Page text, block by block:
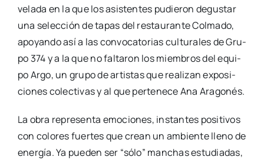
vela­da en la que los asis­ten­tes pudie­ron degus­tar
una selec­ción de tapas del res­tau­ran­te Col­ma­do,
apo­yan­do así a las con­vo­ca­to­rias cul­tu­ra­les de Gru­
po 374 y a la que no fal­ta­ron los miem­bros del equi­
po Argo, un gru­po de artis­tas que rea­li­zan expo­si­
cio­nes colec­ti­vas y al que per­te­ne­ce Ana Ara­go­nés.
La obra repre­sen­ta emo­cio­nes, ins­tan­tes posi­ti­vos
con colo­res fuer­tes que crean un ambien­te lleno de
ener­gía. Ya pue­den ser “sólo” man­chas estu­dia­das,